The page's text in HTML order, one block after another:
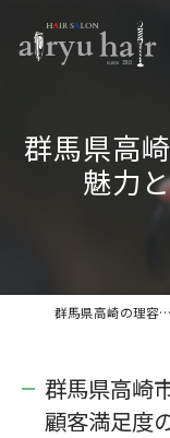
群馬県高
魅力
群馬県高崎の理容室ならairyu hair
群馬県高崎
顧客満足度